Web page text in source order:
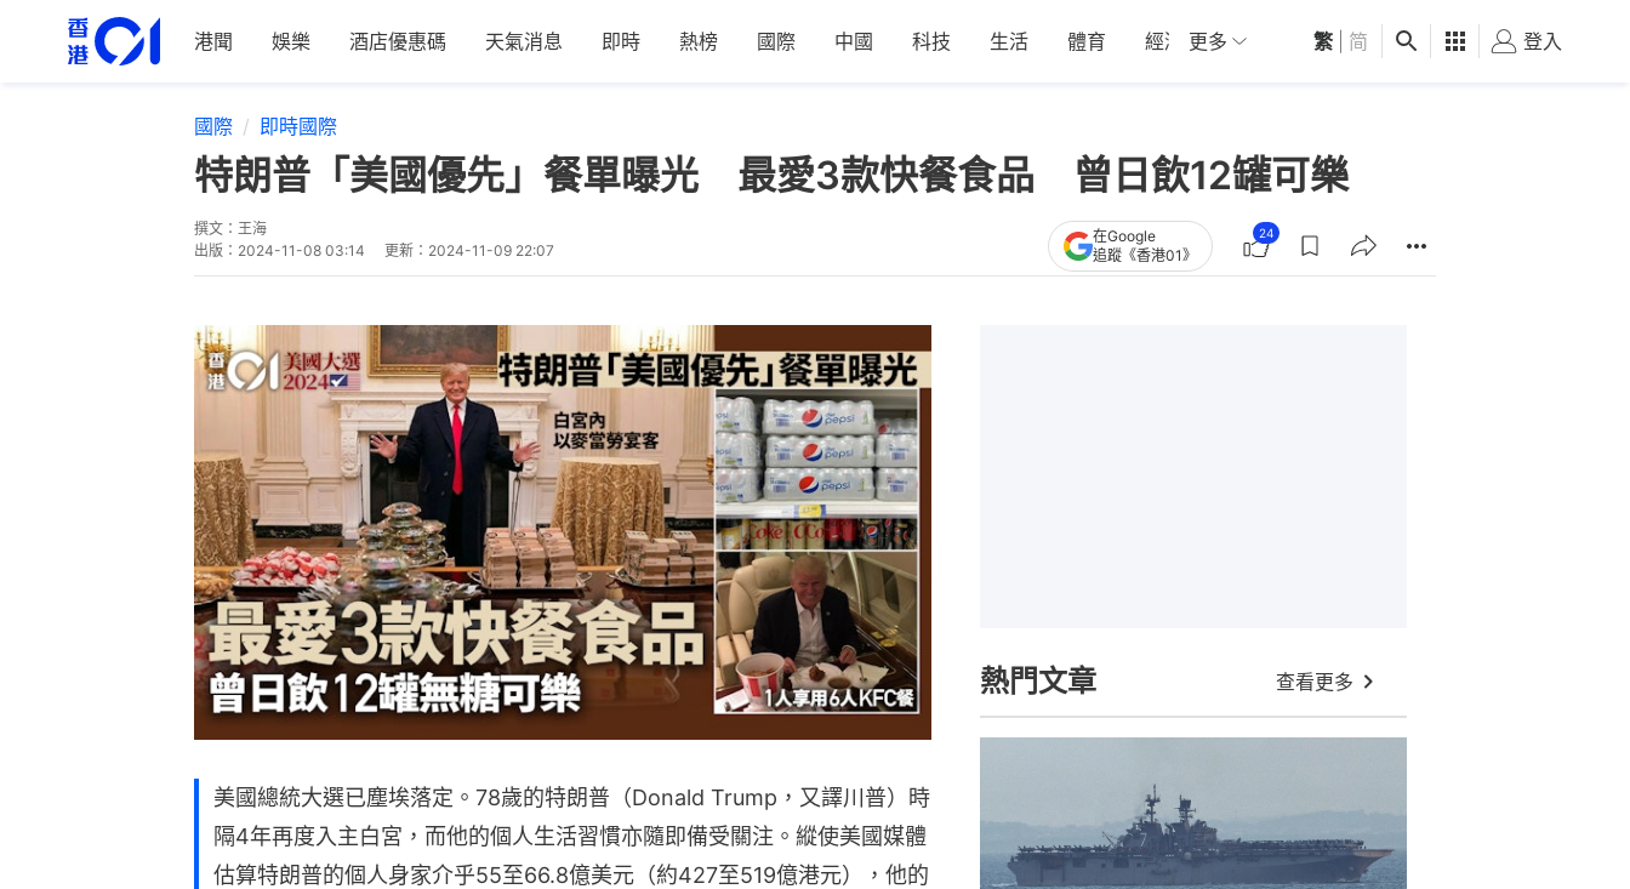
港聞 娛樂 酒店優惠碼 天氣消息 即時 熱榜 國際 中國 科技 生活 體育 經濟 01深圳 觀點 健康 好食玩飛
更多 繁 简 登入
國際 即時國際
特朗普「美國優先」餐單曝光 最愛3款快餐食品 曾日飲12罐可樂
撰文： 王海
出版： 2024-11-08 03:14 更新： 2024-11-09 22:07
在Google
追蹤《香港01》
24
美國總統大選已塵埃落定。78歲的特朗普（Donald Trump，又譯川普）時
隔4年再度入主白宮，而他的個人生活習慣亦隨即備受關注。縱使美國媒體
估算特朗普的個人身家介乎55至66.8億美元（約427至519億港元），他的
熱門文章 查看更多